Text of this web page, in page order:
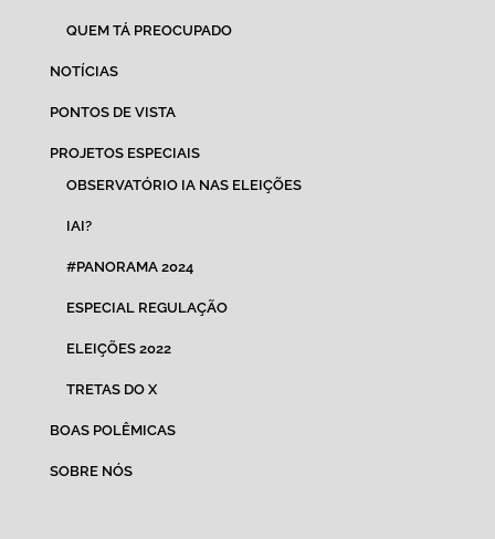
QUEM TÁ PREOCUPADO
NOTÍCIAS
PONTOS DE VISTA
PROJETOS ESPECIAIS
OBSERVATÓRIO IA NAS ELEIÇÕES
IAI?
#PANORAMA 2024
ESPECIAL REGULAÇÃO
ELEIÇÕES 2022
TRETAS DO X
BOAS POLÊMICAS
SOBRE NÓS